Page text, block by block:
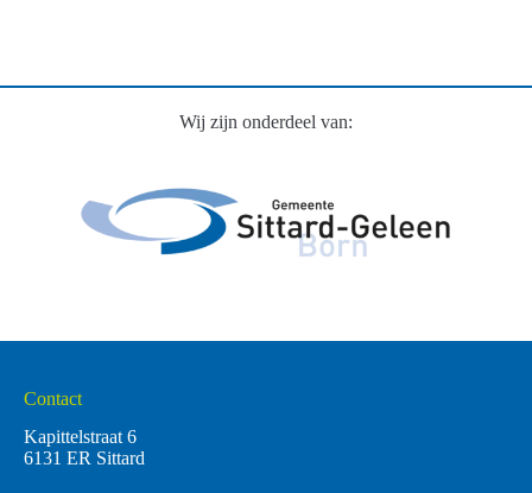
Wij zijn onderdeel van:
Contact
Kapittelstraat 6
6131 ER Sittard